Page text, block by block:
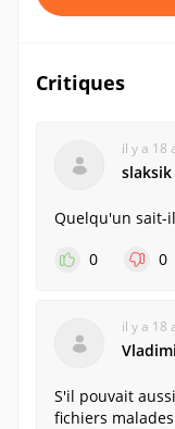
Critiques
il y a 18
slaksik
Quelqu'un sait-
0
0
il y a 18
S'il pouvait
fichiers malades